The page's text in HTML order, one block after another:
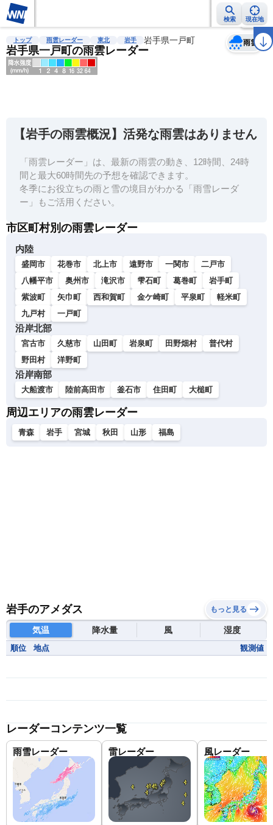
検索 現在地
雨雲レーダー 台風情報 地震情報 警報・注意報 2週間天気 ラ
トップ 雨雲レーダー 東北 岩手 岩手県一戸町
岩手県一戸町の雨雲レーダー
雨雲
天気 台風
【岩手の雨雲概況】活発な雨雲はありません
「雨雲レーダー」は、最新の雨雲の動き、12時間、24時
間と最大60時間先の予想を確認できます。
冬季にお役立ちの雨と雪の境目がわかる「雨雪レーダ
ー」もご活用ください。
市区町村別の雨雲レーダー
内陸
盛岡市 花巻市 北上市 遠野市 一関市
二戸市
八幡平市
奥州市 滝沢市 雫石町 葛巻町
岩手町
紫波町
矢巾町 西和賀町 金ケ崎町 平泉町
軽米町
九戸村
一戸町
沿岸北部
宮古市 久慈市 山田町 岩泉町 田野畑村
普代村
野田村
洋野町
沿岸南部
大船渡市 陸前高田市 釜石市 住田町 大槌町
周辺エリアの雨雲レーダー
青森 岩手 宮城 秋田 山形 福島
岩手のアメダス もっと見る
気温 降水量 風 湿度
順位 地点 観測値
レーダーコンテンツ一覧
雨雪レーダー 雷レーダー 風レーダー